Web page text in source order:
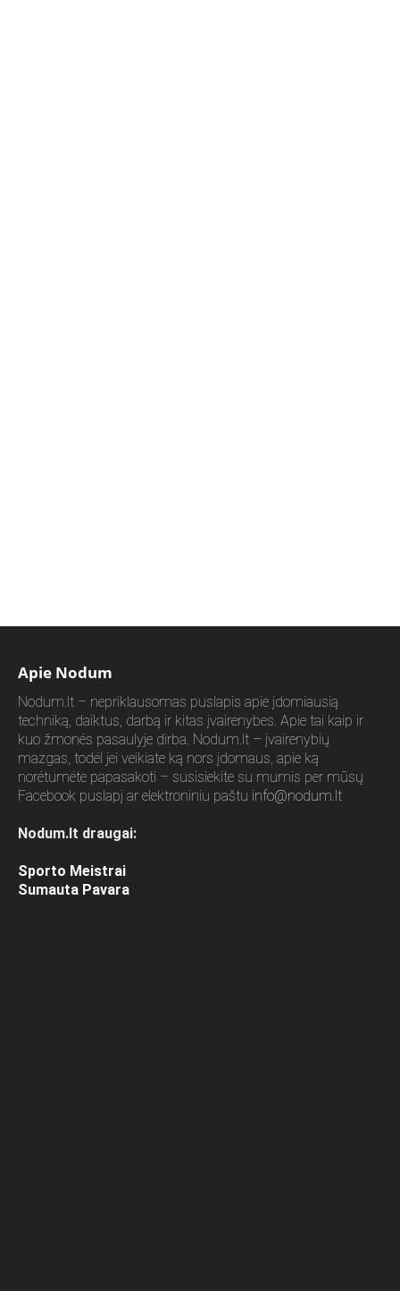
Apie Nodum
Nodum.lt – nepriklausomas puslapis apie įdomiausią
techniką, daiktus, darbą ir kitas įvairenybes. Apie tai kaip ir
kuo žmonės pasaulyje dirba. Nodum.lt – įvairenybių
mazgas, todėl jei veikiate ką nors įdomaus, apie ką
norėtumėte papasakoti – susisiekite su mumis per mūsų
Facebook puslapį ar elektroniniu paštu info@nodum.lt
Nodum.lt draugai:
Sporto Meistrai
Sumauta Pavara